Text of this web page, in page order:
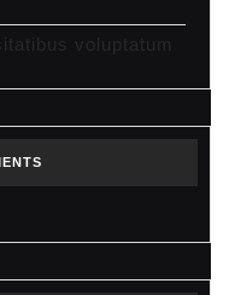
voluptatum